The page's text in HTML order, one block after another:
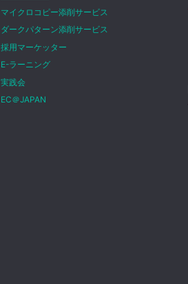
マイクロコピー添削サービス
ダークパターン添削サービス
採用マーケッター
E-ラーニング
実践会
EC＠JAPAN